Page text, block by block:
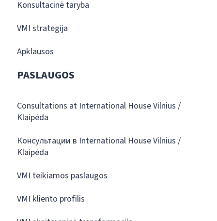
Konsultacinė taryba
VMI strategija
Apklausos
PASLAUGOS
Consultations at International House Vilnius /
Klaipėda
Консультации в International House Vilnius /
Klaipėda
VMI teikiamos paslaugos
VMI kliento profilis